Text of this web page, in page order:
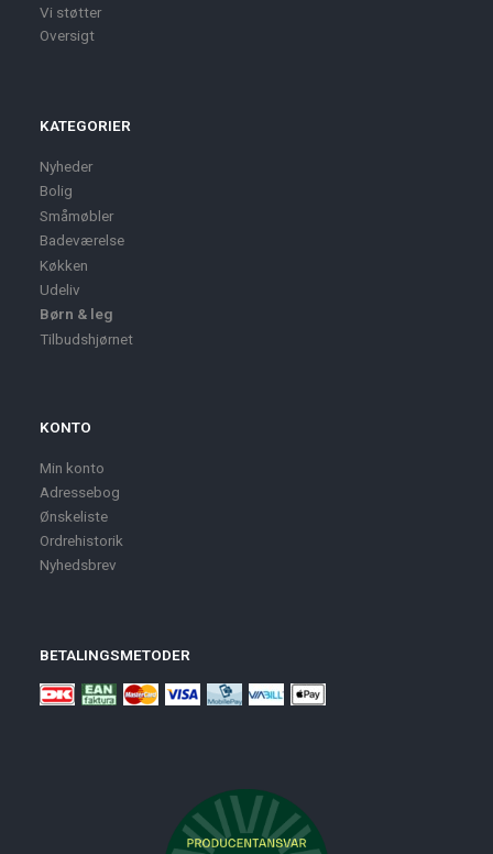
Vi støtter
Oversigt
KATEGORIER
Nyheder
Bolig
Småmøbler
Badeværelse
Køkken
Udeliv
Børn & leg
Tilbudshjørnet
KONTO
Min konto
Adressebog
Ønskeliste
Ordrehistorik
Nyhedsbrev
BETALINGSMETODER